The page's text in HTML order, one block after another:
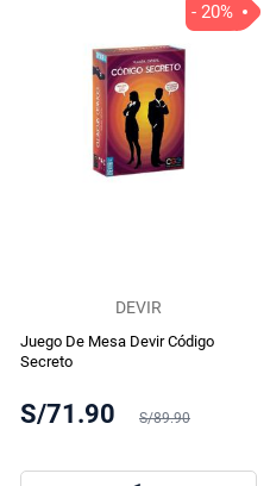
DEVIR
Juego De Mesa Devir Código
Secreto
S/71.90 S/89.90
- 20%